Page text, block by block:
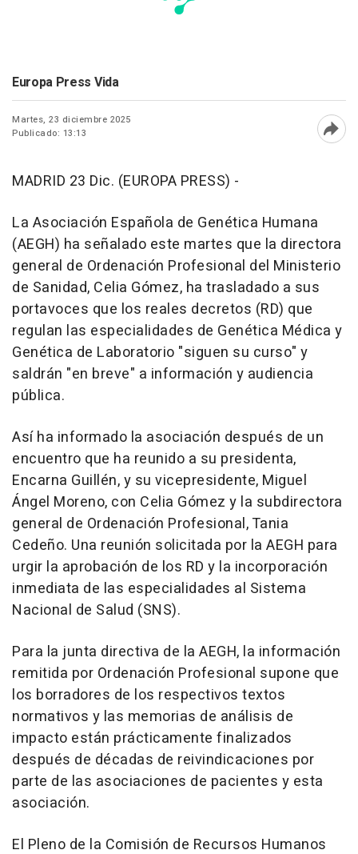
Europa Press Vida
Martes, 23 diciembre 2025
Publicado: 13:13
MADRID 23 Dic. (EUROPA PRESS) -
La Asociación Española de Genética Humana
(AEGH) ha señalado este martes que la directora
general de Ordenación Profesional del Ministerio
de Sanidad, Celia Gómez, ha trasladado a sus
portavoces que los reales decretos (RD) que
regulan las especialidades de Genética Médica y
Genética de Laboratorio "siguen su curso" y
saldrán "en breve" a información y audiencia
pública.
Así ha informado la asociación después de un
encuentro que ha reunido a su presidenta,
Encarna Guillén, y su vicepresidente, Miguel
Ángel Moreno, con Celia Gómez y la subdirectora
general de Ordenación Profesional, Tania
Cedeño. Una reunión solicitada por la AEGH para
urgir la aprobación de los RD y la incorporación
inmediata de las especialidades al Sistema
Nacional de Salud (SNS).
Para la junta directiva de la AEGH, la información
remitida por Ordenación Profesional supone que
los borradores de los respectivos textos
normativos y las memorias de análisis de
impacto están prácticamente finalizados
después de décadas de reivindicaciones por
parte de las asociaciones de pacientes y esta
asociación.
El Pleno de la Comisión de Recursos Humanos